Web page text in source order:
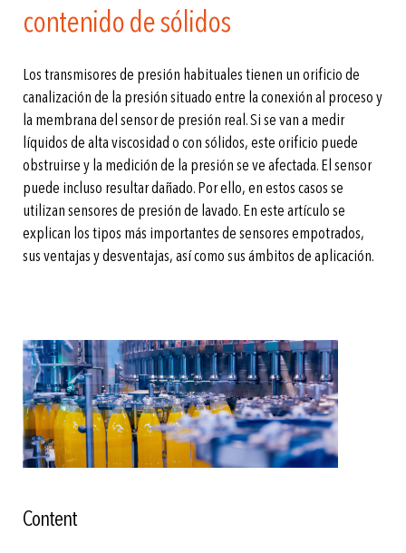
contenido de sólidos
Los transmisores de presión habituales tienen un orificio de
canalización de la presión situado entre la conexión al proceso y
la membrana del sensor de presión real. Si se van a medir
líquidos de alta viscosidad o con sólidos, este orificio puede
obstruirse y la medición de la presión se ve afectada. El sensor
puede incluso resultar dañado. Por ello, en estos casos se
utilizan sensores de presión de lavado. En este artículo se
explican los tipos más importantes de sensores empotrados,
sus ventajas y desventajas, así como sus ámbitos de aplicación.
Content